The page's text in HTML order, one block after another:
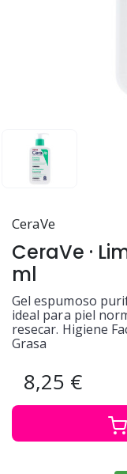
CeraVe
CeraVe ·
ml
Gel espumoso
ideal para piel
resecar. Higiene
Grasa
8,25 €